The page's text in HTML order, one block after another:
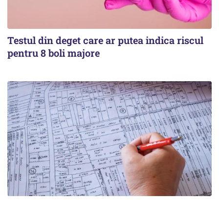
Testul din deget care ar putea indica riscul
pentru 8 boli majore